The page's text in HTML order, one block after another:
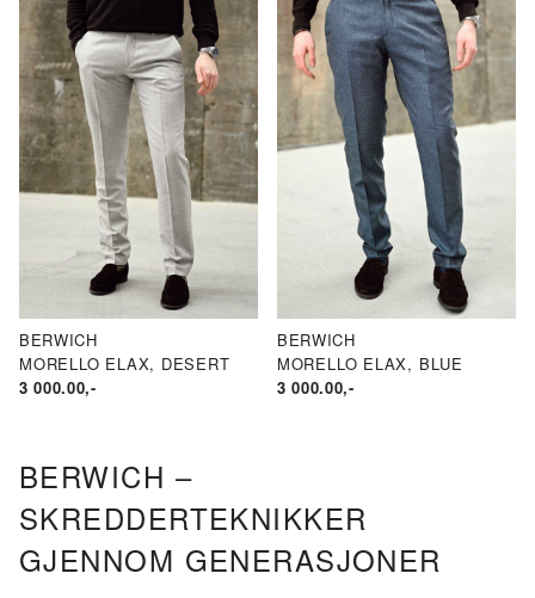
BERWICH
MORELLO ELAX, DESERT
3 000.00,-
BERWICH
MORELLO ELAX, BLUE
3 000.00,-
BERWICH –
SKREDDERTEKNIKKER
GJENNOM GENERASJONER